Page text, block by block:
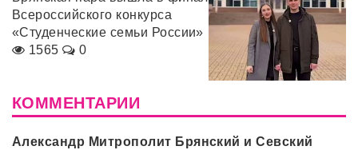
Всероссийского конкурса
«Студенческие семьи России»
1565
0
КОММЕНТАРИИ
Александр Митрополит Брянский и Севский